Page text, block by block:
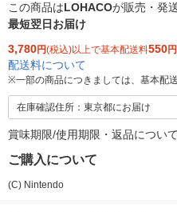
この商品はLOHACOが販売・発
最短翌日お届け
3,780円(税込)以上で基本配送料550円
配送料について
※一部の商品につきましては、基本配
在庫確認住所：東京都にお届け
賞味期限/使用期限・返品について
ご購入について
(C) Nintendo